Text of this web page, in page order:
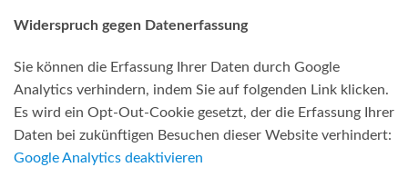
Widerspruch gegen Datenerfassung
Sie können die Erfassung Ihrer Daten durch Google
Analytics verhindern, indem Sie auf folgenden Link klicken.
Es wird ein Opt-Out-Cookie gesetzt, der die Erfassung Ihrer
Daten bei zukünftigen Besuchen dieser Website verhindert:
Google Analytics deaktivieren